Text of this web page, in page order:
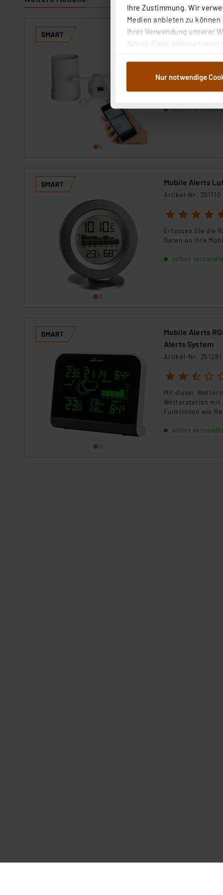
Ihre Zustimmung. Wir
Medien anbieten zu
Ihrer Verwendung unserer
führen diese Informationen
Weiterverarbeitung für die
Abs.1a DSG-VO) zu. Eine
ganz oder teilweise
anpassen oder widerrufen.
Auswertung und Analyse
dieser Drittanbieter
Nähere Infos zu diesen
Für die USA besteht kein
Daten in
Unsere Kooperation mit
Kommission sowie einer
Nur notwendige
Mobile Alerts
Artikel-Nr. 122007
1 2 3 4 5
Das Wetter-Set
Sie weltweit via
sofort
Mobile Alerts
Artikel-Nr. 251110
1 2 3 4 5
Erfassen Sie die
Daten an Ihre
sofort
Mobile Alerts
Alerts System
Artikel-Nr. 251281
1 2 3 4 5
Mit dieser
Wetterstation mit
Funktionen wie
die Wetterdaten
sofort